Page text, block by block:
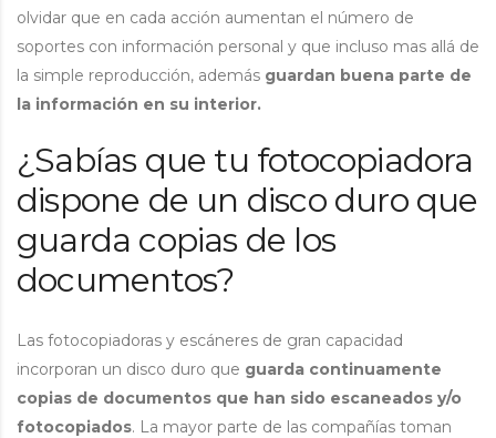
olvidar que en cada acción aumentan el número de
soportes con información personal y que incluso mas allá de
la simple reproducción, además guardan buena parte de
la información en su interior.
¿Sabías que tu fotocopiadora
dispone de un disco duro que
guarda copias de los
documentos?
Las fotocopiadoras y escáneres de gran capacidad
incorporan un disco duro que guarda continuamente
copias de documentos que han sido escaneados y/o
fotocopiados. La mayor parte de las compañías toman